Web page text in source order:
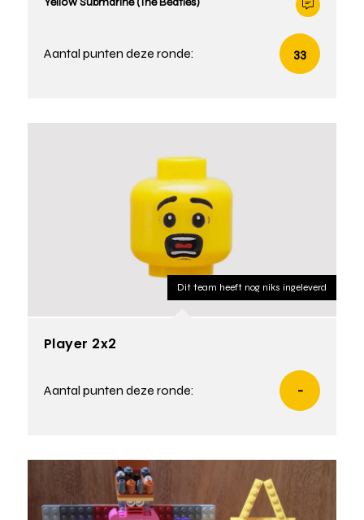
Aantal punten deze ronde: 33
Dit team heeft nog niks ingeleverd
Player 2x2
Aantal punten deze ronde: -